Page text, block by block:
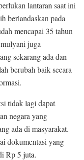
lantaran saat ini
berlandaskan pada
mencapai 35 tahun
juga
sekarang ada dan
berubah baik secara
tidak lagi dapat
negara yang
ada di masyarakat.
dokumentasi yang
Rp 5 juta.